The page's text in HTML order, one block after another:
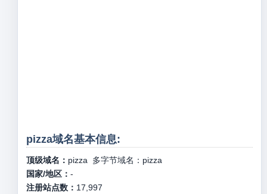
pizza域名基本信息:
顶级域名： pizza 多字节域名： pizza
国家/地区： -
注册站点数： 17,997